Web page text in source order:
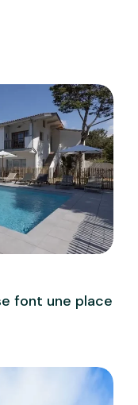
font une place